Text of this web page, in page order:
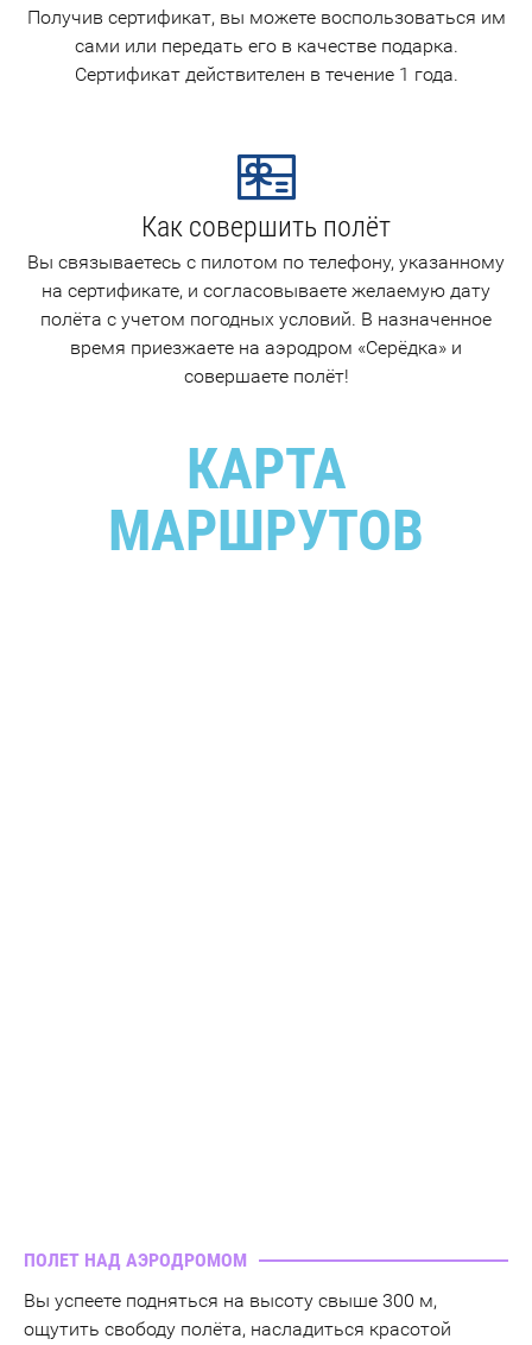
Получив сертификат, вы можете воспользоваться им
сами или передать его в качестве подарка.
Сертификат действителен в течение 1 года.
Как совершить полёт
Вы связываетесь с пилотом по телефону, указанному
на сертификате, и согласовываете желаемую дату
полёта с учетом погодных условий. В назначенное
время приезжаете на аэродром «Серёдка» и
совершаете полёт!
КАРТА
МАРШРУТОВ
ПОЛЕТ НАД АЭРОДРОМОМ
Вы успеете подняться на высоту свыше 300 м,
ощутить свободу полёта, насладиться красотой